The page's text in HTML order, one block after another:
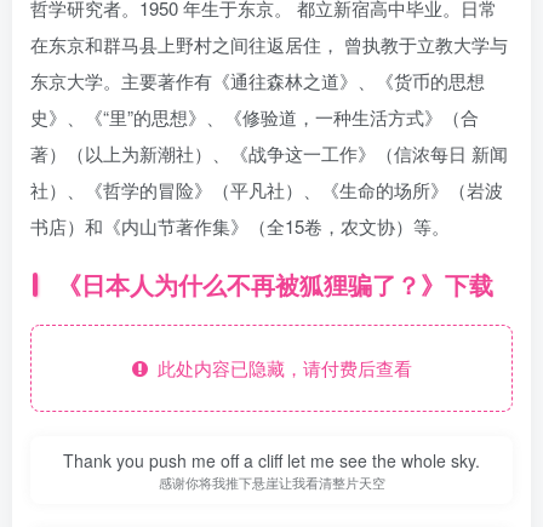
哲学研究者。1950 年生于东京。 都立新宿高中毕业。日常
在东京和群马县上野村之间往返居住， 曾执教于立教大学与
东京大学。主要著作有《通往森林之道》、《货币的思想
史》、《“里”的思想》、《修验道，一种生活方式》（合
著）（以上为新潮社）、《战争这一工作》（信浓每日 新闻
社）、《哲学的冒险》（平凡社）、《生命的场所》（岩波
书店）和《内山节著作集》（全15卷，农文协）等。
《日本人为什么不再被狐狸骗了？》下载
此处内容已隐藏，请付费后查看
Thank you push me off a cliff let me see the whole sky.
感谢你将我推下悬崖让我看清整片天空